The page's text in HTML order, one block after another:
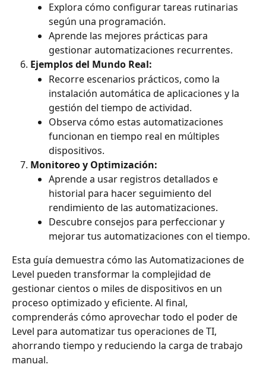
Explora cómo configurar tareas rutinarias
según una programación.
Aprende las mejores prácticas para
gestionar automatizaciones recurrentes.
Ejemplos del Mundo Real:
Recorre escenarios prácticos, como la
instalación automática de aplicaciones y la
gestión del tiempo de actividad.
Observa cómo estas automatizaciones
funcionan en tiempo real en múltiples
dispositivos.
Monitoreo y Optimización:
Aprende a usar registros detallados e
historial para hacer seguimiento del
rendimiento de las automatizaciones.
Descubre consejos para perfeccionar y
mejorar tus automatizaciones con el tiempo.
Esta guía demuestra cómo las Automatizaciones de
Level pueden transformar la complejidad de
gestionar cientos o miles de dispositivos en un
proceso optimizado y eficiente. Al final,
comprenderás cómo aprovechar todo el poder de
Level para automatizar tus operaciones de TI,
ahorrando tiempo y reduciendo la carga de trabajo
manual.